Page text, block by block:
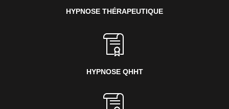
HYPNOSE THÉRAPEUTIQUE
HYPNOSE QHHT